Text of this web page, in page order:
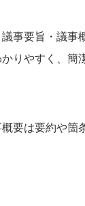
事要旨・議事
りやすく、簡
要は要約や箇